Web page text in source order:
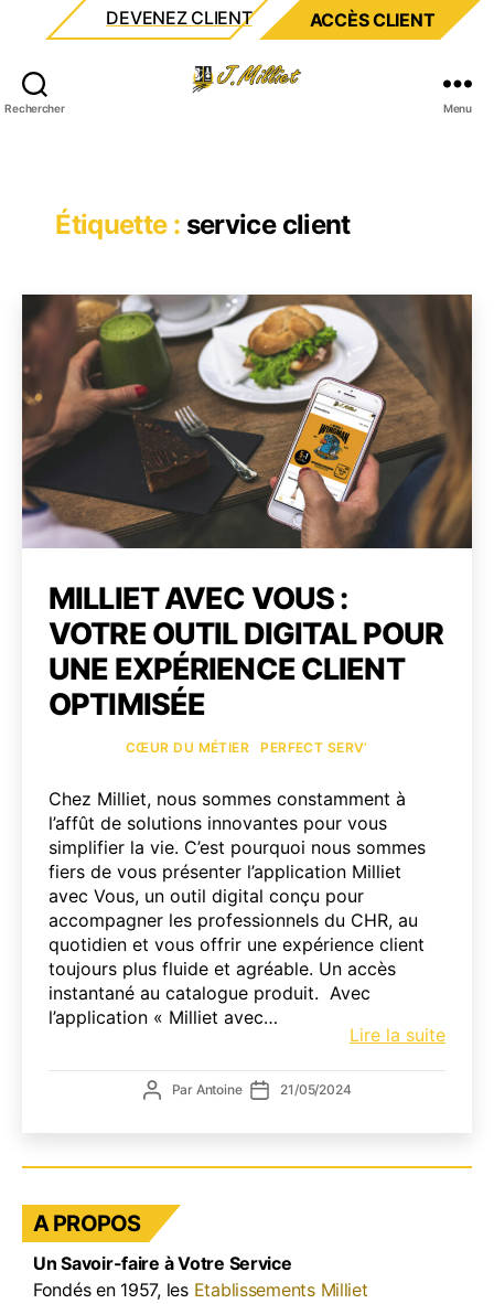
DEVENEZ CLIENT ACCÈS CLIENT
Rechercher Menu
Étiquette : service client
MILLIET AVEC VOUS :
VOTRE OUTIL DIGITAL POUR
UNE EXPÉRIENCE CLIENT
OPTIMISÉE
CatégoriesCŒUR DU MÉTIER PERFECT SERV’
Chez Milliet, nous sommes constamment à
l’affût de solutions innovantes pour vous
simplifier la vie. C’est pourquoi nous sommes
fiers de vous présenter l’application Milliet
avec Vous, un outil digital conçu pour
accompagner les professionnels du CHR, au
quotidien et vous offrir une expérience client
toujours plus fluide et agréable. Un accès
instantané au catalogue produit. Avec
l’application « Milliet avec…
Lire la suiteMilliet
Votre
AuteurPar Antoine Date
21/05/2024
A PROPOS
Un Savoir-faire à Votre Service
Fondés en 1957, les Etablissements Milliet